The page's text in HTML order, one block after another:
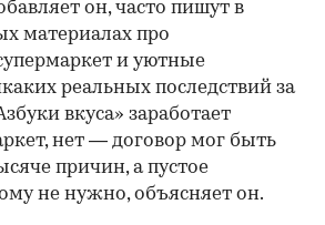
он, часто пишут в
материалах про
и уютные
реальных последствий за
вкуса» заработает
нет — договор мог быть
причин, а пустое
не нужно, объясняет он.